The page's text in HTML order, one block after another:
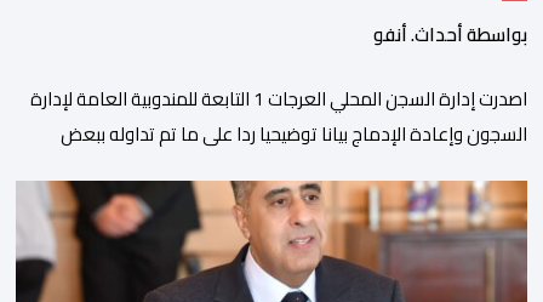
بواسطة أحداث. أنفو
اصدرت إدارة السجن المحلي العرجات 1 التابعة للمندوبية العامة لإدارة
السجون وإعادة الإدماج بيانا توضيحيا ردا على ما تم تداوله ببعض
زيان، المعتقل بالمؤسسة ذاتها، وذلك لتنوير الرأي العام بالحقائق
والمعطيات الدقيقة.واوضحت إدارة المؤسسة السجنية أن المعني
بالأمر يستفيد منذ إيداعه من تتبع طبي منتظم ومستمر وفقا […]